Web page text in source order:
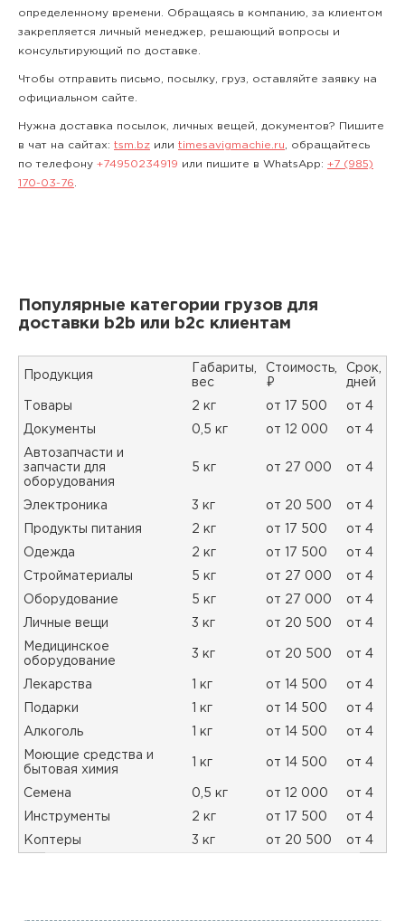
определенному времени. Обращаясь в компанию, за клиентом
закрепляется личный менеджер, решающий вопросы и
консультирующий по доставке.
Чтобы отправить письмо, посылку, груз, оставляйте заявку на
официальном сайте.
Нужна доставка посылок, личных вещей, документов? Пишите
в чат на сайтах: tsm.bz или timesavigmachie.ru , обращайтесь
по телефону +74950234919 или пишите в WhatsApp: +7 (985)
170-03-76
Популярные категории грузов для
доставки b2b или b2c клиентам
Продукция
Габариты,
вес
Стоимость,
₽
Срок,
дней
Товары 2 кг от 17 500 от 4
Документы 0,5 кг от 12 000 от 4
Автозапчасти и
запчасти для
оборудования
5 кг от 27 000 от 4
Электроника 3 кг от 20 500 от 4
Продукты питания 2 кг от 17 500 от 4
Одежда 2 кг от 17 500 от 4
Стройматериалы 5 кг от 27 000 от 4
Оборудование 5 кг от 27 000 от 4
Личные вещи 3 кг от 20 500 от 4
Медицинское
оборудование
3 кг от 20 500 от 4
Лекарства 1 кг от 14 500 от 4
Подарки 1 кг от 14 500 от 4
Алкоголь 1 кг от 14 500 от 4
Моющие средства и
бытовая химия
1 кг от 14 500 от 4
Семена 0,5 кг от 12 000 от 4
Инструменты 2 кг от 17 500 от 4
Коптеры 3 кг от 20 500 от 4